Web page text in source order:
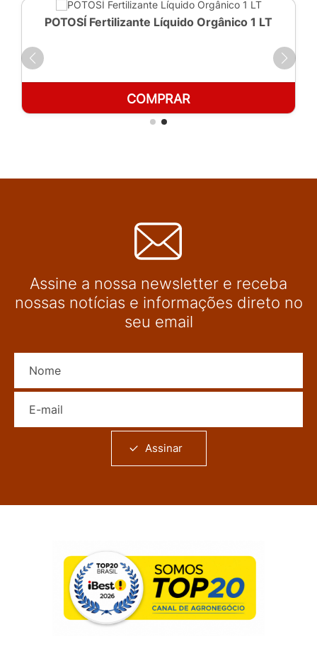
POTOSÍ Fertilizante Líquido Orgânico 1 LT
COMPRAR
Assine a nossa newsletter e receba
nossas notícias e informações direto no
seu email
Assinar